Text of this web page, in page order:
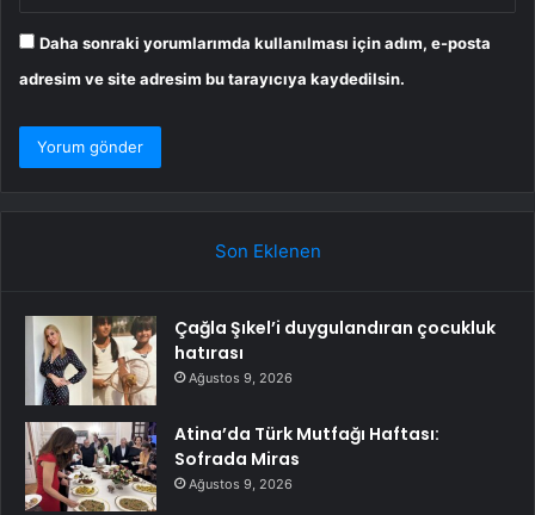
Daha sonraki yorumlarımda kullanılması için adım, e-posta
adresim ve site adresim bu tarayıcıya kaydedilsin.
Son Eklenen
Çağla Şıkel’i duygulandıran çocukluk
hatırası
Ağustos 9, 2026
Atina’da Türk Mutfağı Haftası:
Sofrada Miras
Ağustos 9, 2026